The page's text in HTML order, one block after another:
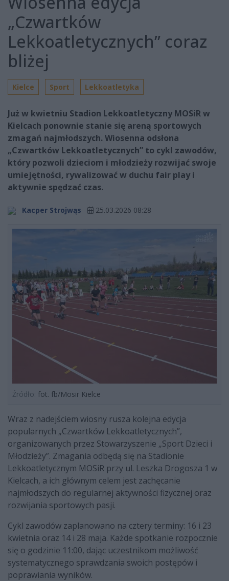
„Czwartków
Lekkoatletycznych” coraz
bliżej
Kielce Sport Lekkoatletyka
Już w kwietniu Stadion Lekkoatletyczny MOSiR w
Kielcach ponownie stanie się areną sportowych
zmagań najmłodszych. Wiosenna odsłona
„Czwartków Lekkoatletycznych” to cykl zawodów,
który pozwoli dzieciom i młodzieży rozwijać swoje
umiejętności, rywalizować w duchu fair play i
aktywnie spędzać czas.
Kacper Strojwąs 25.03.2026 08:28
Źródło: fot. fb/Mosir Kielce
Wraz z nadejściem wiosny rusza kolejna edycja
popularnych „Czwartków Lekkoatletycznych”,
organizowanych przez Stowarzyszenie „Sport Dzieci i
Młodzieży”. Zmagania odbędą się na Stadionie
Lekkoatletycznym MOSiR przy ul. Leszka Drogosza 1 w
Kielcach, a ich głównym celem jest zachęcanie
najmłodszych do regularnej aktywności fizycznej oraz
rozwijania sportowych pasji.
Cykl zawodów zaplanowano na cztery terminy: 16 i 23
kwietnia oraz 14 i 28 maja. Każde spotkanie rozpocznie
się o godzinie 11:00, dając uczestnikom możliwość
systematycznego sprawdzania swoich postępów i
poprawiania wyników.